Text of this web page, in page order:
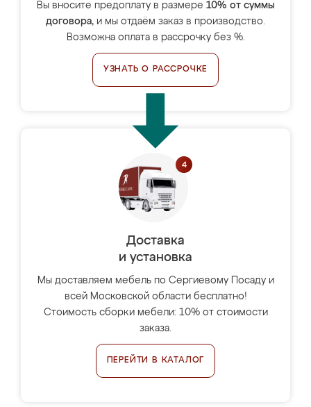
Вы вносите предоплату в размере 10% от суммы
договора, и мы отдаём заказ в производство.
Возможна оплата в рассрочку без %.
УЗНАТЬ О РАССРОЧКЕ
Доставка
и установка
Мы доставляем мебель по Сергиевому Посаду и
всей Московской области бесплатно!
Стоимость сборки мебели: 10% от стоимости
заказа.
ПЕРЕЙТИ В КАТАЛОГ